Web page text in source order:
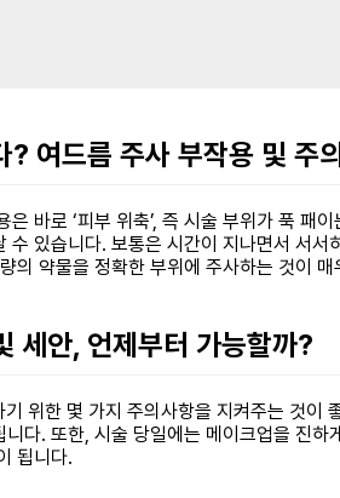
여드름 주사 부작용 및 주
바로 ‘피부 위축’, 즉 시술 부위가 푹
있습니다. 보통은 시간이 지나면서 서
의 약물을 정확한 부위에 주사하는 것이
세안, 언제부터 가능할까?
위한 몇 가지 주의사항을 지켜주는 것
다. 또한, 시술 당일에는 메이크업을 진
됩니다.